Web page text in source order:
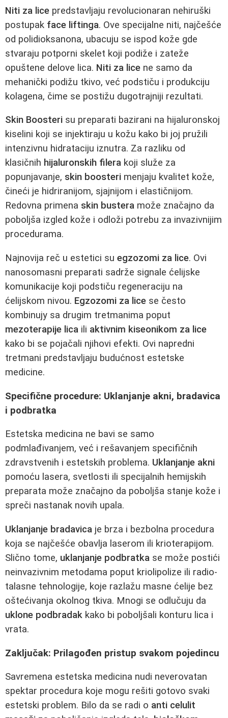
Niti za lice predstavljaju revolucionaran nehiruški
postupak face liftinga. Ove specijalne niti, najčešće
od polidioksanona, ubacuju se ispod kože gde
stvaraju potporni skelet koji podiže i zateže
opuštene delove lica. Niti za lice ne samo da
mehanički podižu tkivo, već podstiču i produkciju
kolagena, čime se postižu dugotrajniji rezultati.
Skin Boosteri su preparati bazirani na hijaluronskoj
kiselini koji se injektiraju u kožu kako bi joj pružili
intenzivnu hidrataciju iznutra. Za razliku od
klasičnih hijaluronskih filera koji služe za
popunjavanje, skin boosteri menjaju kvalitet kože,
čineći je hidriranijom, sjajnijom i elastičnijom.
Redovna primena skin bustera može značajno da
poboljša izgled kože i odloži potrebu za invazivnijim
procedurama.
Najnovija reč u estetici su egzozomi za lice. Ovi
nanosomasni preparati sadrže signale ćelijske
komunikacije koji podstiču regeneraciju na
ćelijskom nivou. Egzozomi za lice se često
kombinuју sa drugim tretmanima poput
mezoterapije lica ili aktivnim kiseonikom za lice
kako bi se pojačali njihovi efekti. Ovi napredni
tretmani predstavljaju budućnost estetske
medicine.
Specifične procedure: Uklanjanje akni, bradavica
i podbratka
Estetska medicina ne bavi se samo
podmlađivanjem, već i rešavanjem specifičnih
zdravstvenih i estetskih problema. Uklanjanje akni
pomoću lasera, svetlosti ili specijalnih hemijskih
preparata može značajno da poboljša stanje kože i
spreči nastanak novih upala.
Uklanjanje bradavica je brza i bezbolna procedura
koja se najčešće obavlja laserom ili krioterapijom.
Slično tome, uklanjanje podbratka se može postići
neinvazivnim metodama poput kriolipolize ili radio-
talasne tehnologije, koje razlažu masne ćelije bez
oštećivanja okolnog tkiva. Mnogi se odlučuju da
uklone podbradak kako bi poboljšali konturu lica i
vrata.
Zaključak: Prilagođen pristup svakom pojedincu
Savremena estetska medicina nudi neverovatan
spektar procedura koje mogu rešiti gotovo svaki
estetski problem. Bilo da se radi o anti celulit